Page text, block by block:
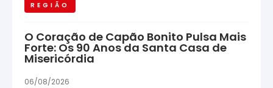
REGIÃO
O Coração de Capão Bonito Pulsa Mais
Forte: Os 90 Anos da Santa Casa de
Misericórdia
06/08/2026